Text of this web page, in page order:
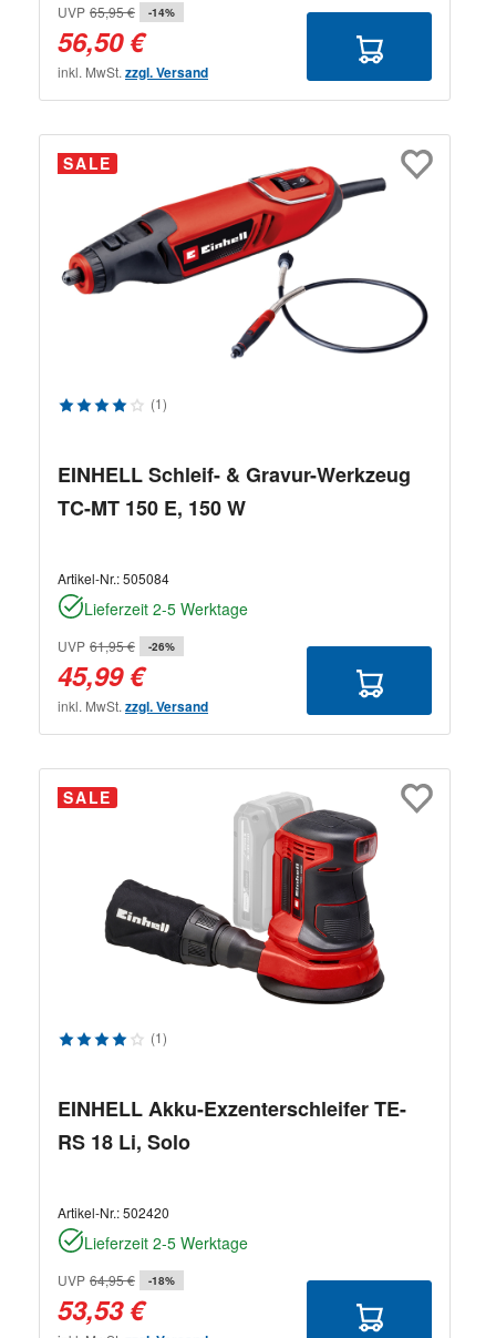
UVP 65,95 € -14%
56,50 €
inkl. MwSt. zzgl. Versand
SALE
Durchschnittliche Bewertung von 4 von 5 Sternen
(1)
EINHELL Schleif- & Gravur-Werkzeug
TC-MT 150 E, 150 W
Artikel-Nr.:505084
Lieferzeit 2-5 Werktage
UVP 61,95 € -26%
45,99 €
inkl. MwSt. zzgl. Versand
SALE
Durchschnittliche Bewertung von 4 von 5 Sternen
(1)
EINHELL Akku-Exzenterschleifer TE-
RS 18 Li, Solo
Artikel-Nr.:502420
Lieferzeit 2-5 Werktage
UVP 64,95 € -18%
53,53 €